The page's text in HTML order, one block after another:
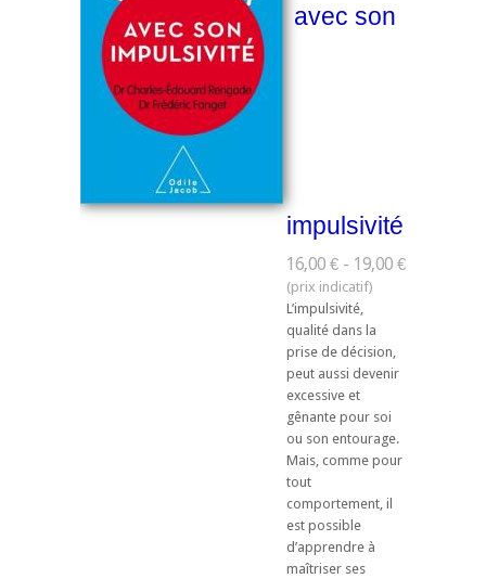
avec son
impulsivité
16,00 € - 19,00 €
L’impulsivité,
qualité dans la
prise de décision,
peut aussi devenir
excessive et
gênante pour soi
ou son entourage.
Mais, comme pour
tout
comportement, il
est possible
d’apprendre à
maîtriser ses